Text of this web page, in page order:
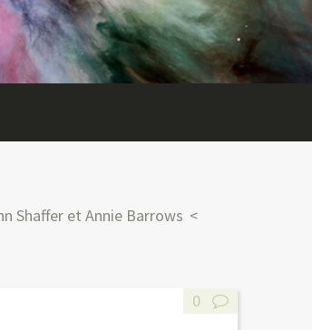
Shaffer et Annie Barrows
0